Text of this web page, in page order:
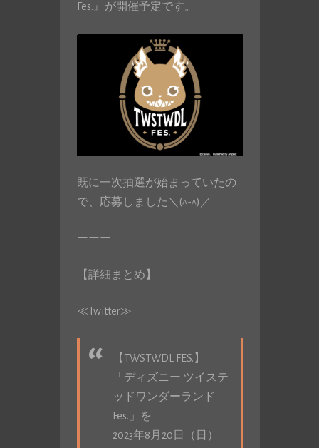
Fes.』が開催予定です。
既に一次抽選が始まっていたの
で、応募しました＼(^-^)／
ーーー
【詳細まとめ】
≪Twitter≫
【TWSTWDL FES.】
「ディズニー ツイステ
ッドワンダーランド
Fes.」を
2023年8月20日（日）